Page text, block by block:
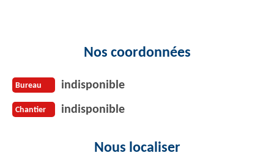
Nos coordonnées
Bureau indisponible
Chantier indisponible
Nous localiser